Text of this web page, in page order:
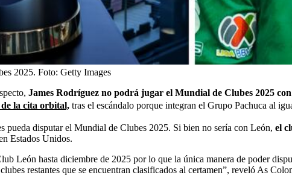
2025. Foto: Getty Images
James Rodríguez no podrá jugar el Mundial de Clubes 2025
de la cita orbital, tras el escándalo porque integran el Grupo Pachuca al
pueda disputar el Mundial de Clubes 2025. Si bien no sería con León, el
Estados Unidos.
León hasta diciembre de 2025 por lo que la única manera de poder
restantes que se encuentran clasificados al certamen”, reveló As